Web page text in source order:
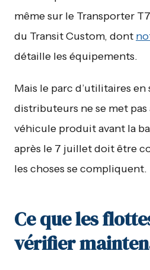
même sur le Transporter
du Transit Custom, dont
détaille les équipements.
Mais le parc d’utilitaires en
distributeurs ne se met pas
véhicule produit avant la
après le 7 juillet doit être
les choses se compliquent.
Ce que les
vérifier